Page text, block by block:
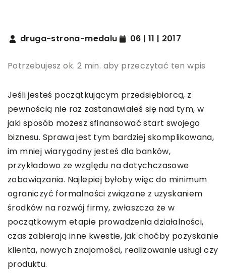
druga-strona-medalu 06 | 11 | 2017
Potrzebujesz ok. 2 min. aby przeczytać ten wpis
Jeśli jesteś początkującym przedsiębiorcą, z
pewnością nie raz zastanawiałeś się nad tym, w
jaki sposób możesz sfinansować start swojego
biznesu. Sprawa jest tym bardziej skomplikowana,
im mniej wiarygodny jesteś dla banków,
przykładowo ze względu na dotychczasowe
zobowiązania. Najlepiej byłoby więc do minimum
ograniczyć formalności związane z uzyskaniem
środków na rozwój firmy, zwłaszcza że w
początkowym etapie prowadzenia działalności,
czas zabierają inne kwestie, jak choćby pozyskanie
klienta, nowych znajomości, realizowanie usługi czy
produktu.